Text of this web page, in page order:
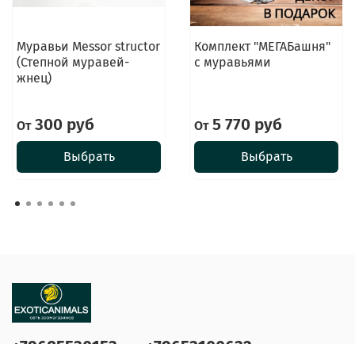
Муравьи Messor structor
(Степной муравей-
жнец)
От300 руб
Выбрать
Комплект "МЕГАБашня"
с муравьями
От5 770 руб
Выбрать